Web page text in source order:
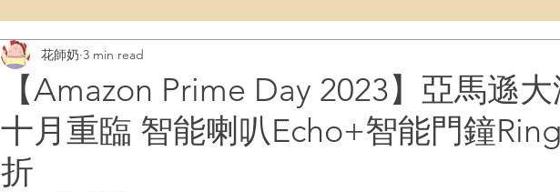
娛樂 旅遊
【Amazon Prime Day 2023】亞馬遜
十月重臨 智能喇叭Echo+智能門鐘
折
花師奶 3 min read